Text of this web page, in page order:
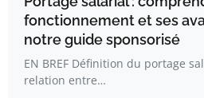
fonctionnement et ses
notre guide sponsorisé
EN BREF Définition du portage
relation entre…